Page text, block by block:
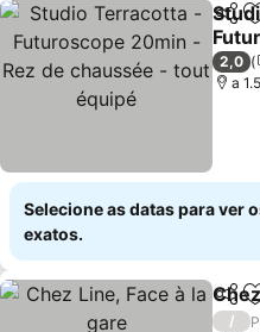
de
2,0
a
Selecione as datas para ver
exatos.
/